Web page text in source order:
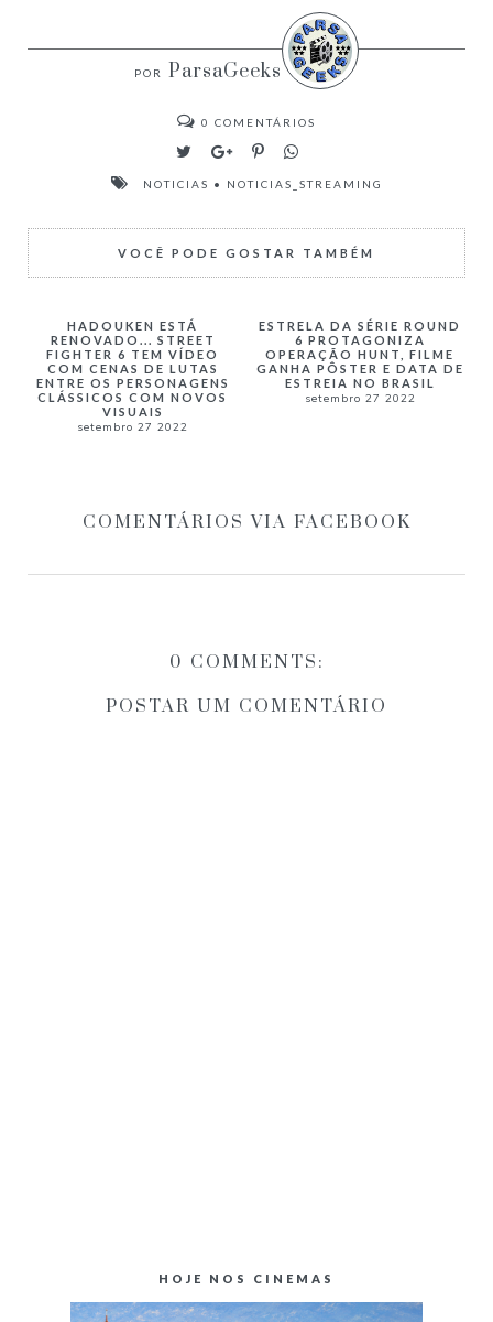
ParsaGeeks
0 COMENTÁRIOS
NOTICIAS • NOTICIAS_STREAMING
VOCÊ PODE GOSTAR TAMBÉM
HADOUKEN ESTÁ
RENOVADO... STREET
FIGHTER 6 TEM VÍDEO
COM CENAS DE LUTAS
ENTRE OS PERSONAGENS
CLÁSSICOS COM NOVOS
VISUAIS
setembro 27 2022
ESTRELA DA SÉRIE ROUND
6 PROTAGONIZA
OPERAÇÃO HUNT, FILME
GANHA PÔSTER E DATA DE
ESTREIA NO BRASIL
setembro 27 2022
COMENTÁRIOS VIA FACEBOOK
0 COMMENTS:
POSTAR UM COMENTÁRIO
HOJE NOS CINEMAS